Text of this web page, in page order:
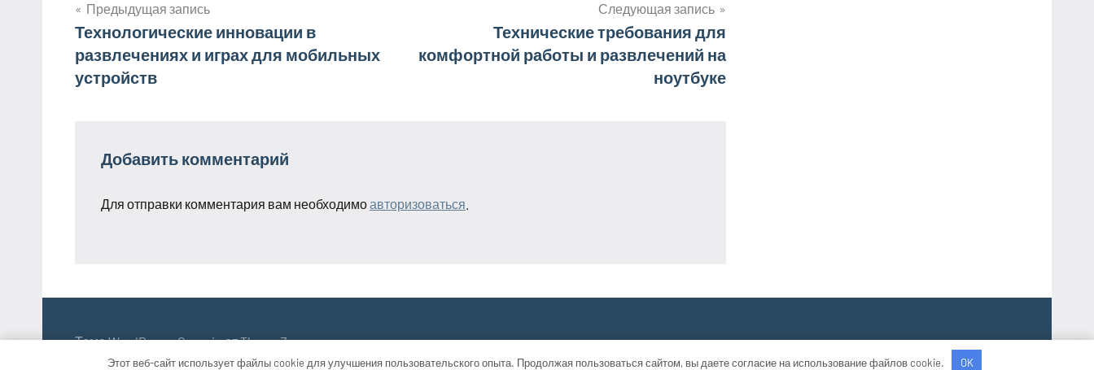
Навигация
по
Предыдущая запись
Технологические инновации в
развлечениях и играх для мобильных
устройств
Следующая запись
Технические требования для
комфортной работы и развлечений на
ноутбуке
Добавить комментарий
Для отправки комментария вам необходимоавторизоваться
Тема WordPress: Occasio от ThemeZee.
Этот веб-сайт использует файлы cookie для улучшения пользовательского опыта. Продолжая пользоваться сайтом, вы даете согласие на использование файлов cookie. OK